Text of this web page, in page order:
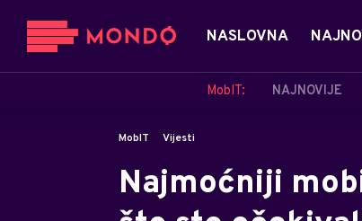
NASLOVNA
MobIT: NAJNOVIJE
MobIT Vijesti
Najmoćniji